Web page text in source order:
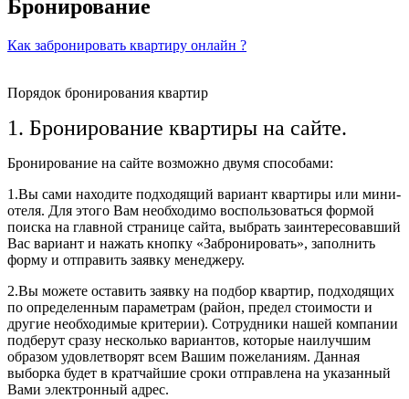
Бронирование
Как забронировать квартиру онлайн ?
Порядок бронирования квартир
1. Бронирование квартиры на сайте.
Бронирование на сайте возможно двумя способами:
1.Вы сами находите подходящий вариант квартиры или мини-
отеля. Для этого Вам необходимо воспользоваться формой
поиска на главной странице сайта, выбрать заинтересовавший
Вас вариант и нажать кнопку «Забронировать», заполнить
форму и отправить заявку менеджеру.
2.Вы можете оставить заявку на подбор квартир, подходящих
по определенным параметрам (район, предел стоимости и
другие необходимые критерии). Сотрудники нашей компании
подберут сразу несколько вариантов, которые наилучшим
образом удовлетворят всем Вашим пожеланиям. Данная
выборка будет в кратчайшие сроки отправлена на указанный
Вами электронный адрес.